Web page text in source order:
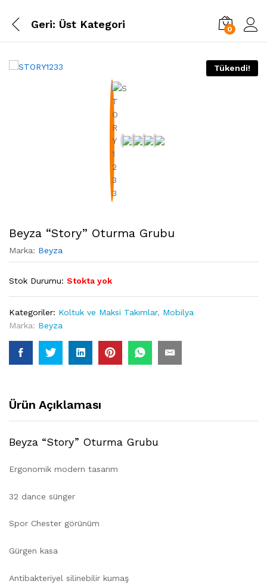
Geri: Üst Kategori 0
Tükendi!
Beyza “Story” Oturma Grubu
Marka: Beyza
Stok Durumu: Stokta yok
Kategoriler: Koltuk ve Maksi Takımlar, Mobilya
Marka: Beyza
Ürün Açıklaması
Beyza “Story” Oturma Grubu
Ergonomik modern tasarım
32 dance sünger
Spor Chester görünüm
Gürgen kasa
Antibakteriyel silinebilir kumaş